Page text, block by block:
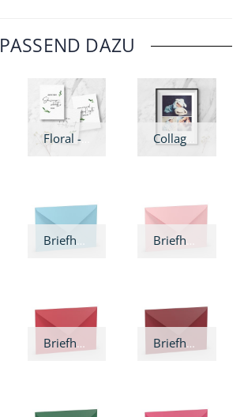
PASSEND DAZU
Briefhülle Aqua Briefhülle Rosé
Briefhülle Rot Briefhülle Rosso